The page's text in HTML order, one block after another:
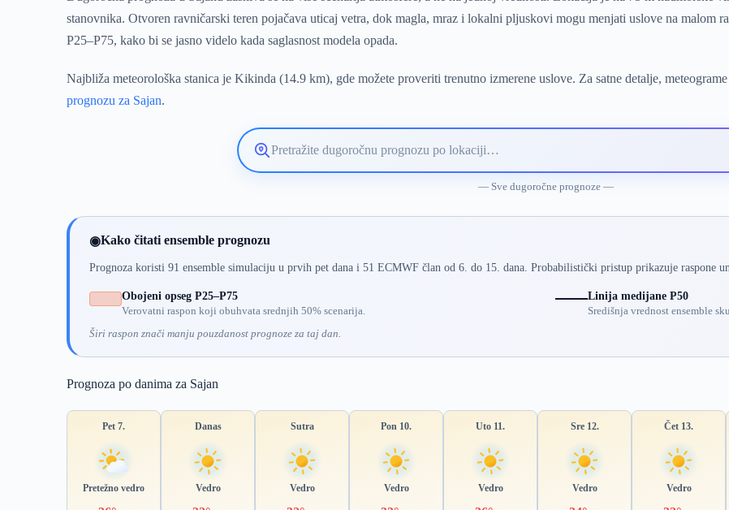
stanovnika. Otvoren ravničarski teren pojačava uticaj vetra, dok magla, mraz i lokalni pljuskovi mogu menjati uslove na malom
P25–P75, kako bi se jasno videlo kada saglasnost modela opada.
Najbliža meteorološka stanica je Kikinda (14.9 km), gde možete proveriti trenutno izmerene uslove. Za satne detalje,
prognozu za Sajan.
Pretražite
lokaciju
— Sve dugoročne prognoze —
◉Kako čitati ensemble prognozu
Prognoza koristi 91 ensemble simulaciju u prvih pet dana i 51 ECMWF član od 6. do 15. dana. Probabilistički pristup prikazuje raspone
Obojeni opseg P25–P75
Verovatni raspon koji obuhvata srednjih 50% scenarija.
Linija medijane P50
Središnja vrednost ensemble
Širi raspon znači manju pouzdanost prognoze za taj dan.
Prognoza po danima za Sajan
Pet 7.
Pretežno vedro
Danas
Vedro
Sutra
Vedro
Pon 10.
Vedro
Uto 11.
Vedro
Sre 12.
Vedro
Čet 13.
Vedro